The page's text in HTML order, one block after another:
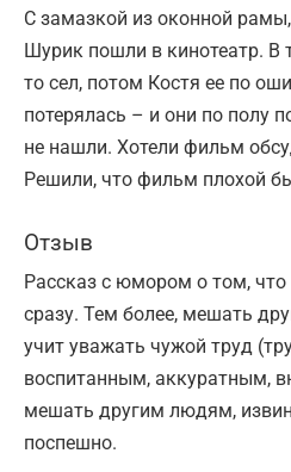
С замазкой из оконной
Шурик пошли в кинотеатр. В
то сел, потом Костя ее по
потерялась – и они по полу
не нашли. Хотели фильм
Решили, что фильм плохой
Отзыв
Рассказ с юмором о том, что
сразу. Тем более, мешать
учит уважать чужой труд
воспитанным, аккуратным,
мешать другим людям,
поспешно.